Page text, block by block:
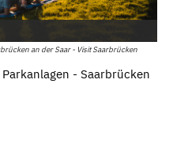
an der Saar - Visit Saarbrücken
- Saarbrücken